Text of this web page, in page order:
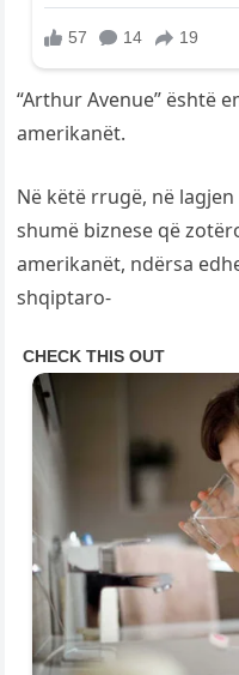
“Arthur Avenue” është
amerikanët.
Në këtë rrugë, në
shumë biznese që
amerikanët, ndërsa
shqiptaro-